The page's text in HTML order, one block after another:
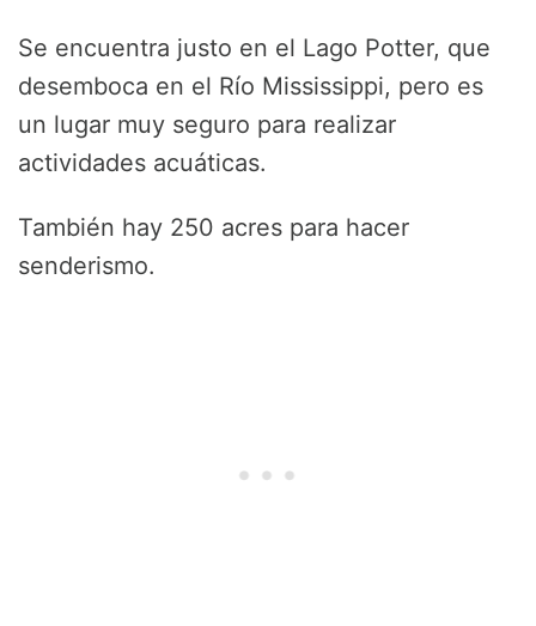
Se encuentra justo en el Lago Potter, que
desemboca en el Río Mississippi, pero es
un lugar muy seguro para realizar
actividades acuáticas.
También hay 250 acres para hacer
senderismo.